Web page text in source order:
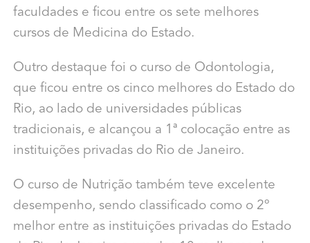
faculdades e ficou entre os sete melhores
cursos de Medicina do Estado.
Outro destaque foi o curso de Odontologia,
que ficou entre os cinco melhores do Estado do
Rio, ao lado de universidades públicas
tradicionais, e alcançou a 1ª colocação entre as
instituições privadas do Rio de Janeiro.
O curso de Nutrição também teve excelente
desempenho, sendo classificado como o 2º
melhor entre as instituições privadas do Estado